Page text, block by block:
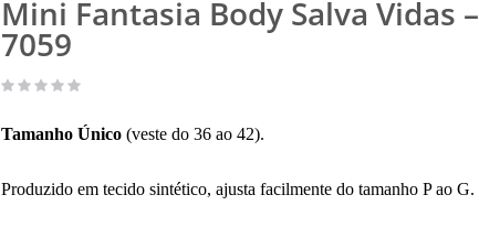
Mini Fantasia Body Salva Vidas –
7059
Tamanho Único(veste do 36 ao 42).
Produzido em tecido sintético, ajusta facilmente do tamanho P ao G.